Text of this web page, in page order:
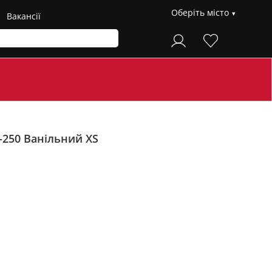
Вакансії Оберіть місто
Ванільний XS